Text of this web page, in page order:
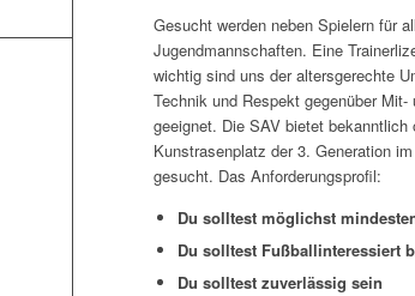
Gesucht werden neben Spielern für
Jugendmannschaften. Eine
wichtig sind uns der altersgerechte
Technik und Respekt gegenüber
geeignet. Die SAV bietet
Kunstrasenplatz der 3. Generation
gesucht. Das Anforderungsprofil:
Du solltest möglichst
Du solltest Fußballinteressiert
Du solltest zuverlässig sein